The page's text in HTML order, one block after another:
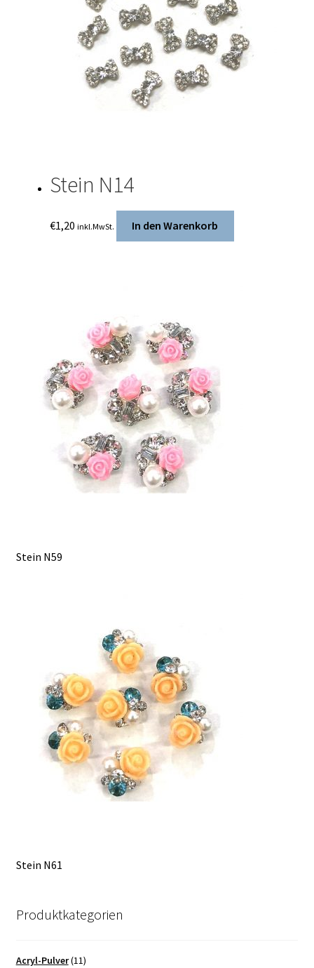
Stein N14
€1,20 inkl.MwSt. In den Warenkorb
Stein N59
Stein N61
Produktkategorien
Acryl-Pulver(11)